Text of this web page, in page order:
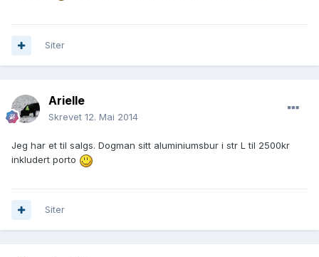
Siter
Arielle
Skrevet 12. Mai 2014
Jeg har et til salgs. Dogman sitt aluminiumsbur i str L til 2500kr
inkludert porto
Siter